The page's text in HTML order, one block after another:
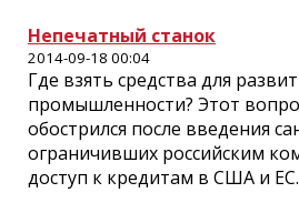
Непечатный станок
2014-09-18 00:04
Где взять средства для
промышленности? Этот
обострился после введения
ограничивших российским
доступ к кредитам в США и ЕС.